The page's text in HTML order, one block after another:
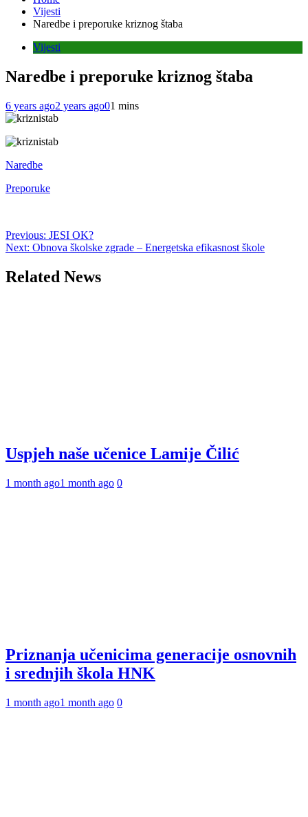
Vijesti
Naredbe i preporuke kriznog štaba
Vijesti
Naredbe i preporuke kriznog štaba
6 years ago2 years ago01 mins
Naredbe
Preporuke
Post
navigation
Previous: JESI OK?
Next: Obnova školske zgrade – Energetska efikasnost škole
Related News
Uspjeh naše učenice Lamije Čilić
1 month ago1 month ago 0
Priznanja učenicima generacije osnovnih
i srednjih škola HNK
1 month ago1 month ago 0